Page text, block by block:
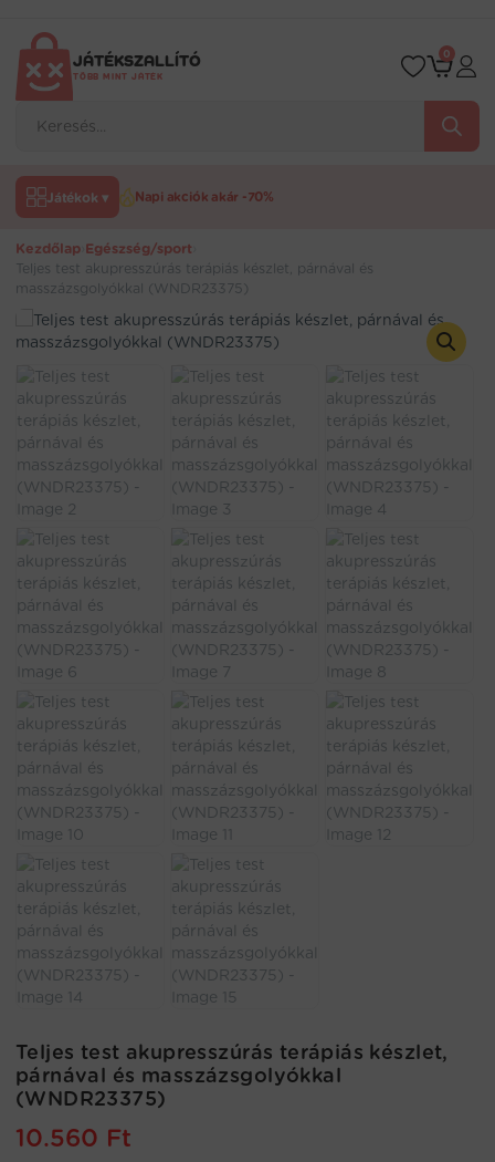
tartalomraJÁTÉKSZALLÍTÓ
TÖBB MINT JÁTÉK
search
0
Játékok ▾ Napi akciók akár -70%
Kezdőlap Egészség/sport
Teljes test akupresszúrás terápiás készlet, párnával és
masszázsgolyókkal (WNDR23375)
Teljes test akupresszúrás terápiás készlet,
párnával és masszázsgolyókkal
(WNDR23375)
10.560 Ft